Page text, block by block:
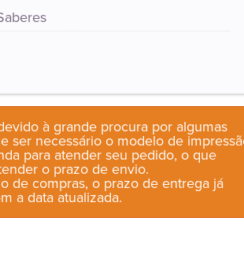
à grande procura por algumas
ser necessário o modelo de
para atender seu pedido, o que
o prazo de envio.
de compras, o prazo de entrega já
a data atualizada.